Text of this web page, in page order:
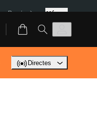
Perpinyà Més
Directes